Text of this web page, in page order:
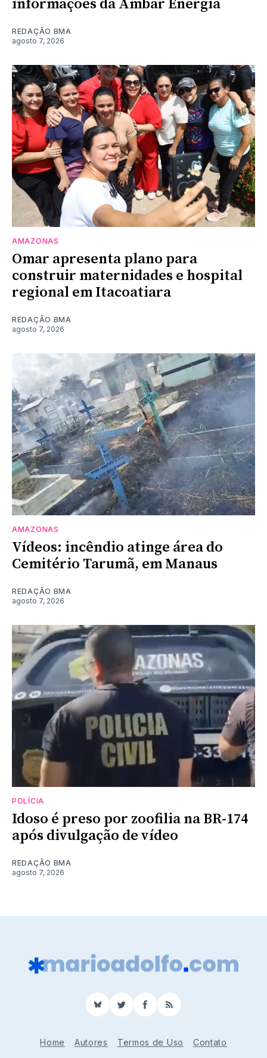
informações da Âmbar Energia
REDAÇÃO BMA
agosto 7, 2026
AMAZONAS
Omar apresenta plano para
construir maternidades e hospital
regional em Itacoatiara
REDAÇÃO BMA
agosto 7, 2026
AMAZONAS
Vídeos: incêndio atinge área do
Cemitério Tarumã, em Manaus
REDAÇÃO BMA
agosto 7, 2026
POLÍCIA
Idoso é preso por zoofilia na BR-174
após divulgação de vídeo
REDAÇÃO BMA
agosto 7, 2026
BlueSkyTwitterFacebook
RSS
Home Autores Termos de Uso Contato